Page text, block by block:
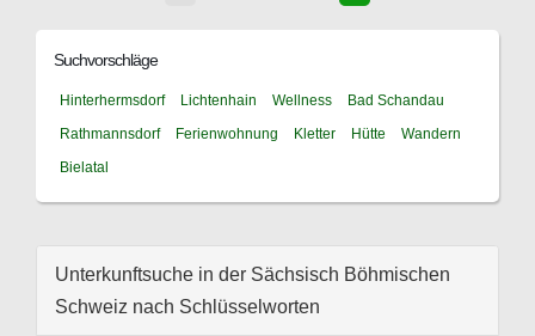
Suchvorschläge
Hinterhermsdorf Lichtenhain Wellness
Bad Schandau
Rathmannsdorf
Ferienwohnung Kletter Hütte
Wandern
Bielatal
Unterkunftsuche in der Sächsisch Böhmischen
Schweiz nach Schlüsselworten